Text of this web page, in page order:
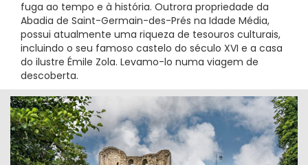
fuga ao tempo e à história. Outrora propriedade da
Abadia de Saint-Germain-des-Prés na Idade Média,
possui atualmente uma riqueza de tesouros culturais,
incluindo o seu famoso castelo do século XVI e a casa
do ilustre Émile Zola. Levamo-lo numa viagem de
descoberta.